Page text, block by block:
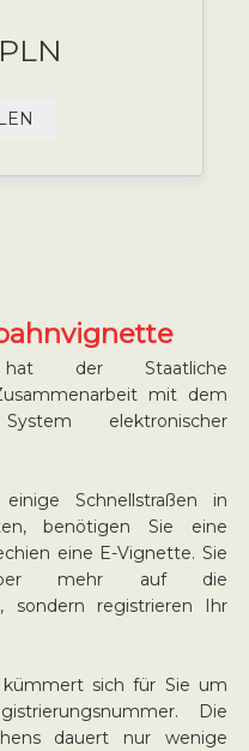
der Staatliche
mit dem
elektronischer
Schnellstraßen in
benötigen Sie eine
eine E-Vignette. Sie
mehr auf die
sondern registrieren Ihr
kümmert sich für Sie um
Die
dauert nur wenige